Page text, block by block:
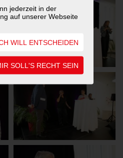
jederzeit in der
auf unserer Webseite
WILL ENTSCHEIDEN
SOLL'S RECHT SEIN